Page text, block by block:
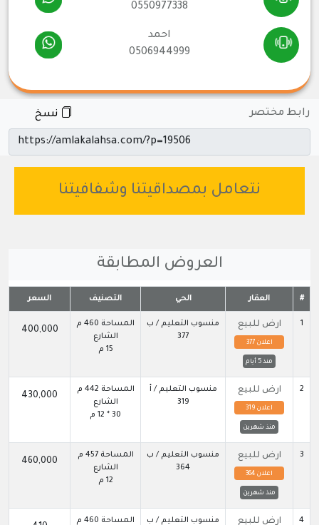
0550977338
احمد
0506944999
رابط مختصر
نتعامل بمصداقيتنا وشفافيتنا
العروض المطابقة
# العقار الحي التصنيف السعر
1 ارض للبيع
اعلان 377
منذ 5 أيام
منسوب التعليم / ب
377
المساحة 460 م
الشارع
15 م
400,000
2 ارض للبيع
اعلان 319
منذ شهرين
منسوب التعليم / أ
319
المساحة 442 م
الشارع
30 * 12 م
430,000
3 ارض للبيع
اعلان 364
منذ شهرين
منسوب التعليم / ب
364
المساحة 457 م
الشارع
12 م
460,000
4 ارض للبيع
منسوب التعليم / ب
المساحة 460 م